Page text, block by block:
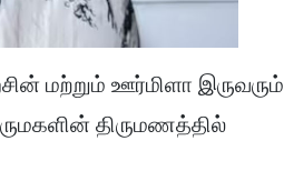
மற்றும் ஊர்மிளா இருவரும்
திருமணத்தில்